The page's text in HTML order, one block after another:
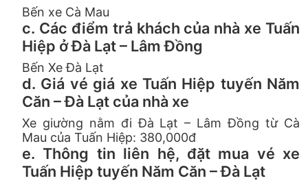
Bến xe Cà Mau
c. Các điểm trả khách của nhà xe Tuấn
Hiệp ở Đà Lạt – Lâm Đồng
Bến Xe Đà Lạt
d. Giá vé giá xe Tuấn Hiệp tuyến Năm
Căn – Đà Lạt của nhà xe
Xe giường nằm đi Đà Lạt – Lâm Đồng từ Cà
Mau của Tuấn Hiệp: 380,000đ
e. Thông tin liên hệ, đặt mua vé xe
Tuấn Hiệp tuyến Năm Căn – Đà Lạt